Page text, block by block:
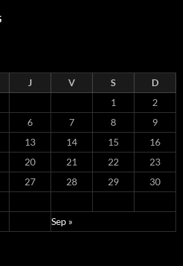
J V S
D
1
2
6 7 8
9
13 14 15
16
20 21 22
23
27 28 29
30
Sep »